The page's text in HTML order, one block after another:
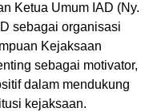
Ketua Umum IAD (Ny.
sebagai organisasi
Kejaksaan
sebagai motivator,
dalam mendukung
kejaksaan.